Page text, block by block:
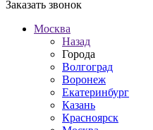
Заказать звонок
Москва
Назад
Города
Волгоград
Воронеж
Екатеринбург
Казань
Красноярск